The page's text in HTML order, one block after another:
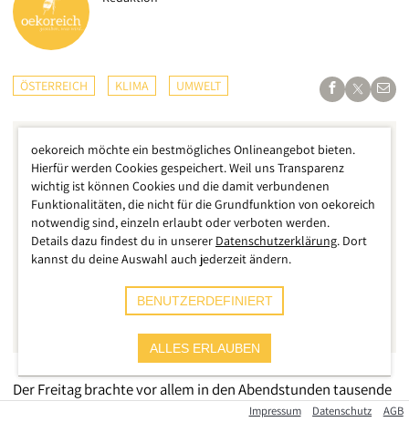
ÖSTERREICH KLIMA UMWELT
Der Freitag brachte vor allem in den Abendstunden tausende
Einsätze für Feuerwehr & Bundesheer mit sich, zahlreiche
Impressum Datenschutz AGB
oekoreich möchte ein bestmögliches Onlineangebot bieten.
Hierfür werden Cookies gespeichert. Weil uns Transparenz
wichtig ist können Cookies und die damit verbundenen
Funktionalitäten, die nicht für die Grundfunktion von oekoreich
notwendig sind, einzeln erlaubt oder verboten werden.
Details dazu findest du in unserer Datenschutzerklärung. Dort
kannst du deine Auswahl auch jederzeit ändern.
BENUTZERDEFINIERT
ALLES ERLAUBEN